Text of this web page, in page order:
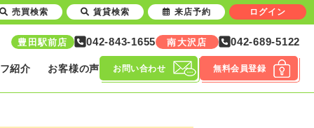
豊田駅前店 042-843-1655 南大沢店 042-689-5122
紹介 お客様の声 お問い合わせ 無料会員登録
売買検索 賃貸検索 来店予約 ログイン